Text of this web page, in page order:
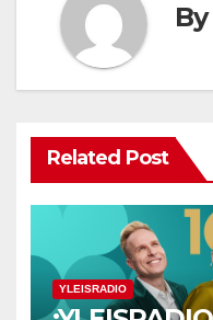
By
Related Post
YLEISRADIO